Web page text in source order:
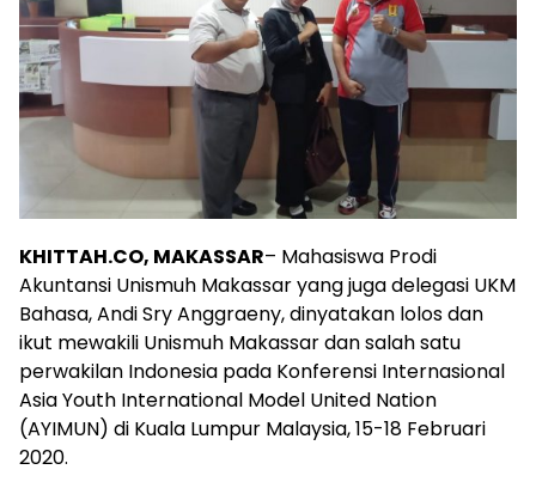
KHITTAH.CO, MAKASSAR– Mahasiswa Prodi
Akuntansi Unismuh Makassar yang juga delegasi UKM
Bahasa, Andi Sry Anggraeny, dinyatakan lolos dan
ikut mewakili Unismuh Makassar dan salah satu
perwakilan Indonesia pada Konferensi Internasional
Asia Youth International Model United Nation
(AYIMUN) di Kuala Lumpur Malaysia, 15-18 Februari
2020.